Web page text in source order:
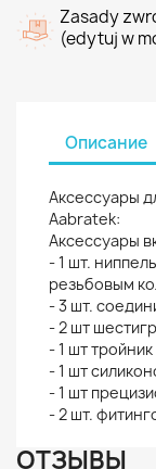
Zasady
(edytuj w
Описание
Аксессуары
Aabratek:
Аксессуары
- 1 шт.
резьбовым
- 3 шт.
- 2 шт
- 1 шт тройник
- 1 шт
- 1 шт
- 2 шт.
ОТЗЫВЫ